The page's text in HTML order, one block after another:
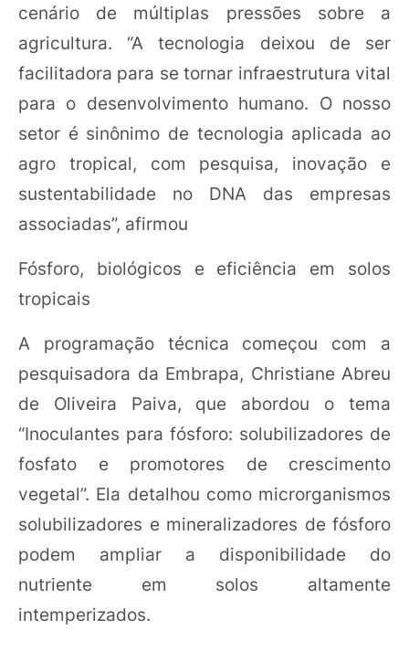
cenário de múltiplas pressões sobre a
agricultura. “A tecnologia deixou de ser
facilitadora para se tornar infraestrutura vital
para o desenvolvimento humano. O nosso
setor é sinônimo de tecnologia aplicada ao
agro tropical, com pesquisa, inovação e
sustentabilidade no DNA das empresas
associadas”, afirmou
Fósforo, biológicos e eficiência em solos
tropicais
A programação técnica começou com a
pesquisadora da Embrapa, Christiane Abreu
de Oliveira Paiva, que abordou o tema
“Inoculantes para fósforo: solubilizadores de
fosfato e promotores de crescimento
vegetal”. Ela detalhou como microrganismos
solubilizadores e mineralizadores de fósforo
podem ampliar a disponibilidade do
nutriente em solos altamente
intemperizados.